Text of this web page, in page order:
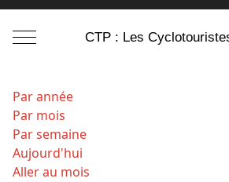
Mobile Menu Toggle
CTP : Les
Par année
Par mois
Par semaine
Aujourd'hui
Aller au mois